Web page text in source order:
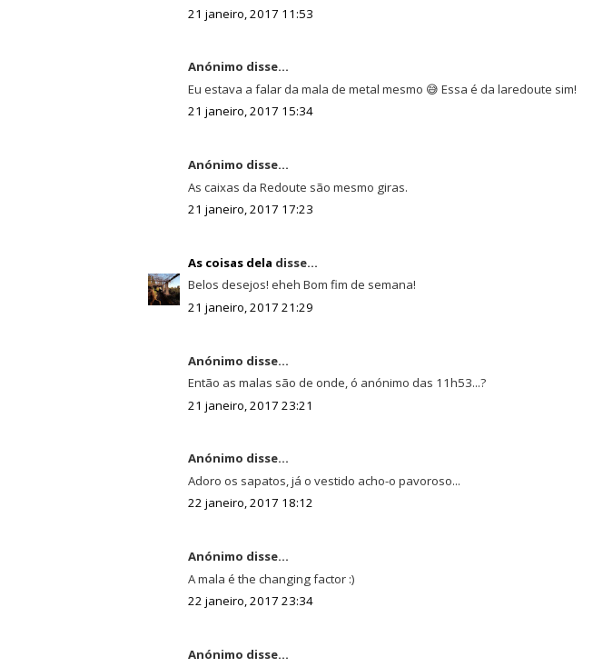
21 janeiro, 2017 11:53
Anónimo disse...
Eu estava a falar da mala de metal mesmo 😅 Essa é da laredoute sim!
21 janeiro, 2017 15:34
Anónimo disse...
As caixas da Redoute são mesmo giras.
21 janeiro, 2017 17:23
As coisas dela disse...
Belos desejos! eheh Bom fim de semana!
21 janeiro, 2017 21:29
Anónimo disse...
Então as malas são de onde, ó anónimo das 11h53...?
21 janeiro, 2017 23:21
Anónimo disse...
Adoro os sapatos, já o vestido acho-o pavoroso...
22 janeiro, 2017 18:12
Anónimo disse...
A mala é the changing factor :)
22 janeiro, 2017 23:34
Anónimo disse...